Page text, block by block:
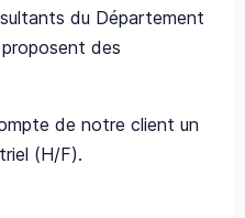
du Département
des
de notre client un
(H/F).